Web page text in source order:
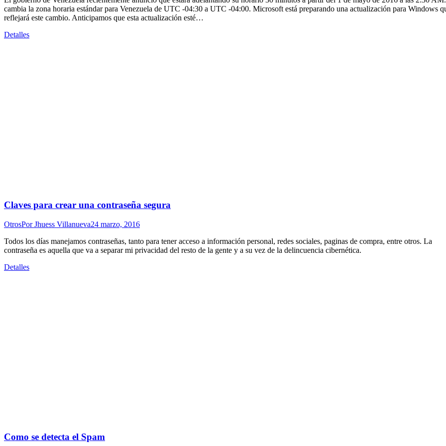
cambia la zona horaria estándar para Venezuela de UTC -04:30 a UTC -04:00. Microsoft está preparando una actualización para Windows
reflejará este cambio. Anticipamos que esta actualización esté…
Detalles
Claves para crear una contraseña segura
OtrosPorJhuess Villanueva24 marzo, 2016
Todos los días manejamos contraseñas, tanto para tener acceso a información personal, redes sociales, paginas de compra, entre otros. La
contraseña es aquella que va a separar mi privacidad del resto de la gente y a su vez de la delincuencia cibernética.
Detalles
Como se detecta el Spam